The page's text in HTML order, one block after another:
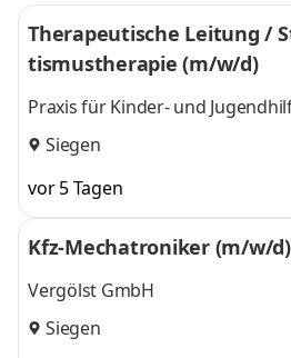
Therapeutische Leitung /
tismustherapie (m/w/d)
Praxis für Kinder- und
Schneider GmbH
Siegen
vor 5 Tagen
Kfz-Mechatroniker (m/w/d)
Vergölst GmbH
Siegen